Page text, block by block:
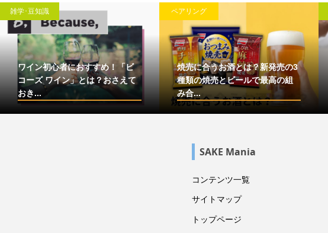
雑学･豆知識
ワイン初心者におすすめ！「ビ
コーズ ワイン」とは？おさえて
おき...
ペアリング
焼売に合うお酒とは？新発売の3
種類の焼売とビールで最高の組
み合...
SAKE Mania
コンテンツ一覧
サイトマップ
トップページ